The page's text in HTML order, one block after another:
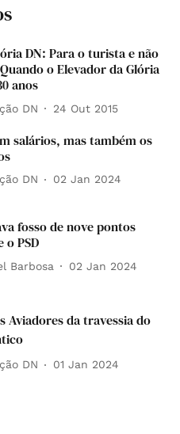
DN: Para o turista e não
o Elevador da Glória
anos
DN 24 Out 2015
salários, mas também os
DN 02 Jan 2024
fosso de nove pontos
o PSD
Barbosa 02 Jan 2024
Aviadores da travessia do
DN 01 Jan 2024